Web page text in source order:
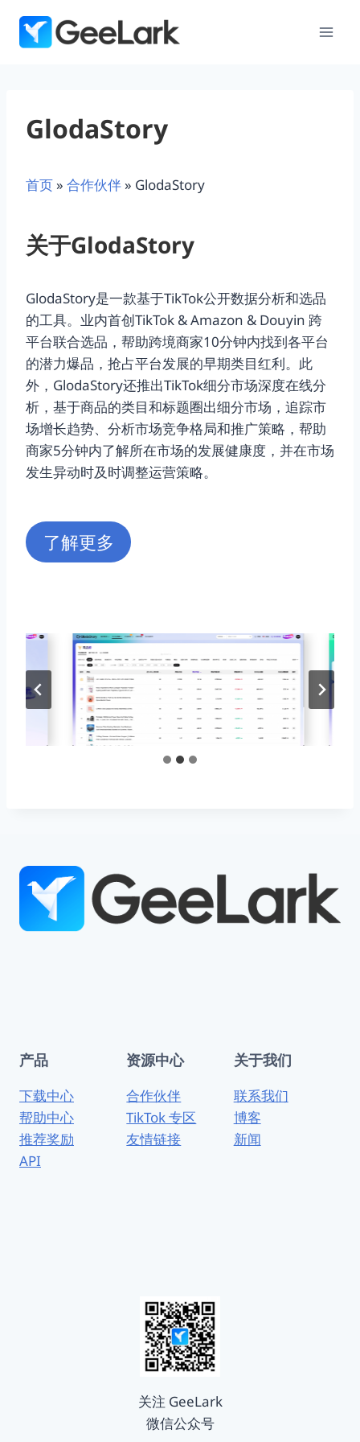
GlodaStory
首页 » 合作伙伴 » GlodaStory
关于GlodaStory
GlodaStory是一款基于TikTok公开数据分析和选品
的工具。业内首创TikTok & Amazon & Douyin 跨
平台联合选品，帮助跨境商家10分钟内找到各平台
的潜力爆品，抢占平台发展的早期类目红利。此
外，GlodaStory还推出TikTok细分市场深度在线分
析，基于商品的类目和标题圈出细分市场，追踪市
场增长趋势、分析市场竞争格局和推广策略，帮助
商家5分钟内了解所在市场的发展健康度，并在市场
发生异动时及时调整运营策略。
了解更多
产品
下载中心
帮助中心
推荐奖励
API
资源中心
合作伙伴
TikTok 专区
友情链接
关于我们
联系我们
博客
新闻
关注 GeeLark
微信公众号